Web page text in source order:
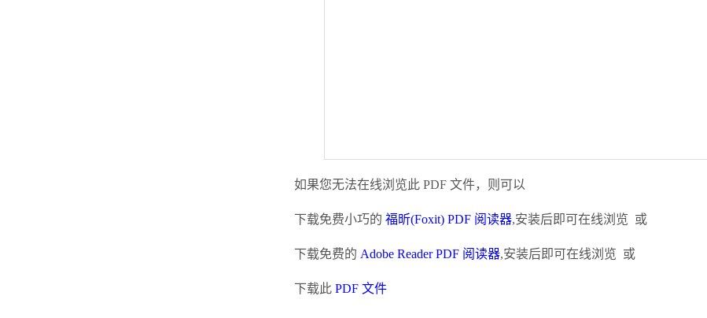
如果您无法在线浏览此 PDF 文件，则可以
下载免费小巧的 福昕(Foxit) PDF 阅读器,安装后即可在线浏览 或
下载免费的 Adobe Reader PDF 阅读器,安装后即可在线浏览 或
下载此 PDF 文件